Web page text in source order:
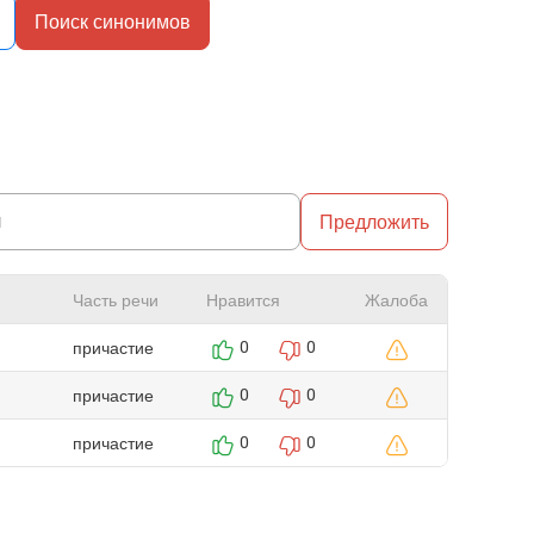
Поиск синонимов
Предложить
Часть речи Нравится
Жалоба
причастие
0 0
причастие 0 0
причастие 0 0